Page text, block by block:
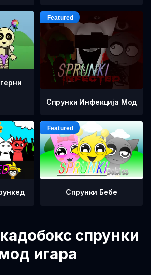
Спрунки Инфекција Мод
Спрунки Бебе
спрунки
игара